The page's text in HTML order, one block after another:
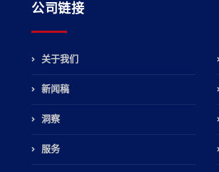
公司链接
关于我们
新闻稿
洞察
服务